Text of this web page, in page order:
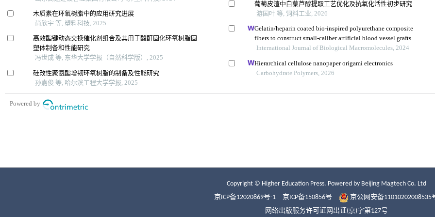
Copyright © Higher Education Press. Powered by Beijing Magtech Co. Ltd
京ICP备12020869号-1
京ICP备150856号
京公网安备11010202008535
网络出版服务许可证网出证(京)字第127号